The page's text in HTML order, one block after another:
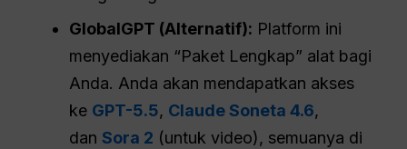
GlobalGPT (Alternatif): Platform ini
menyediakan “Paket Lengkap” alat bagi
Anda. Anda akan mendapatkan akses
ke GPT-5.5, Claude Soneta 4.6,
danSora 2 (untuk video), semuanya di